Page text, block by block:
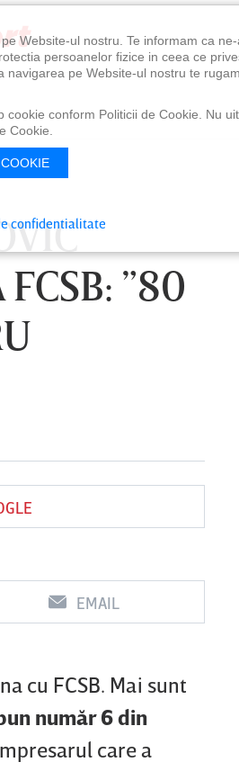
”80
EMAIL
cu FCSB. Mai sunt
număr 6 din
care a
Rapid
0
Farul
3
Vs
Website-ul nostru. Te informam ca
persoanelor fizice in ceea ce
pe Website-ul nostru te
conform Politicii de Cookie. Nu
Cookie.
confidentialitate